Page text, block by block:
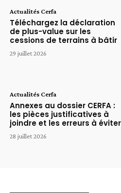
Actualités Cerfa
Téléchargez la déclaration
de plus-value sur les
cessions de terrains à bâtir
29 juillet 2026
Actualités Cerfa
Annexes au dossier CERFA :
les pièces justificatives à
joindre et les erreurs à éviter
28 juillet 2026